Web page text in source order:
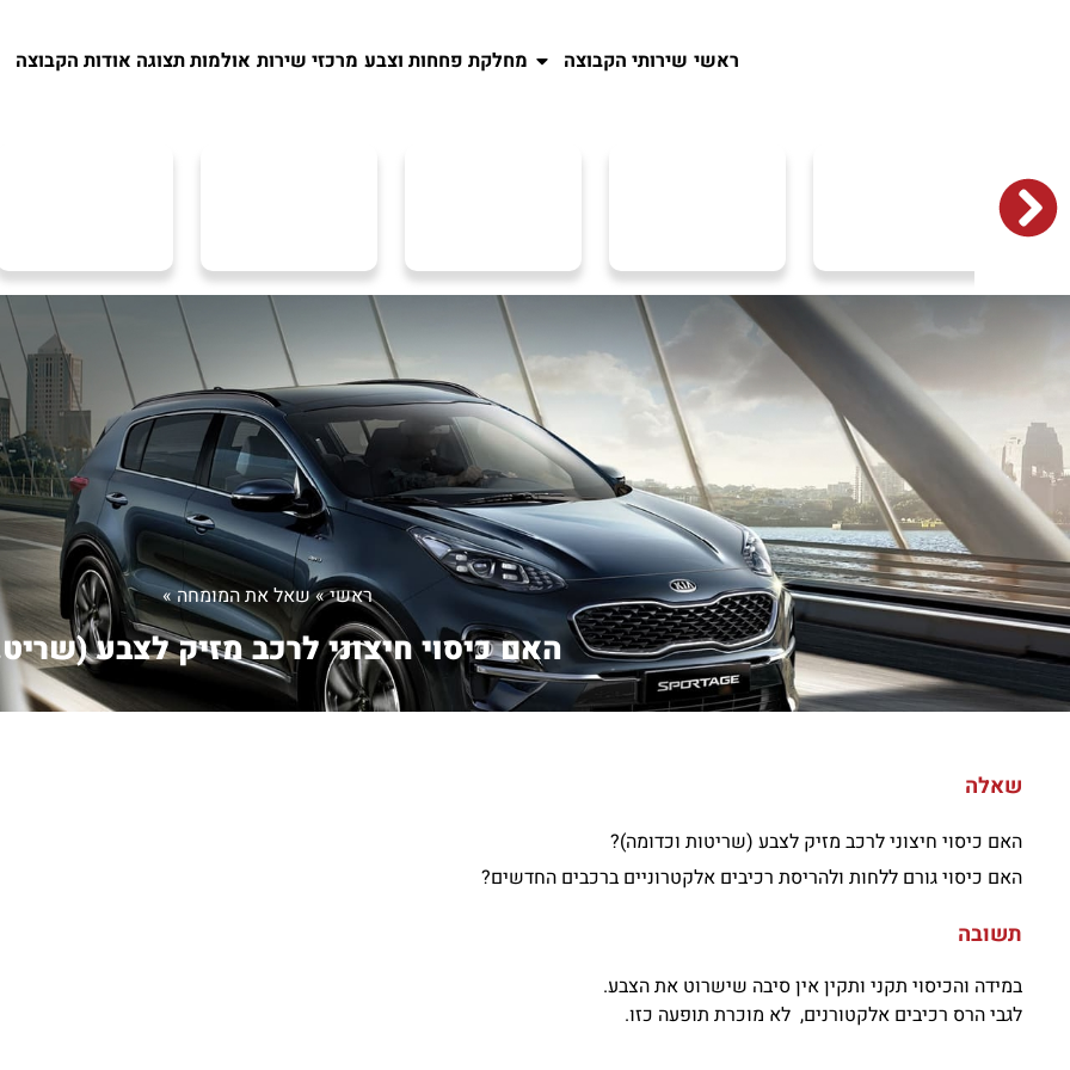
ראשי שירותי הקבוצה מחלקת פחחות וצבע מרכזי שירות אולמות תצוגה אודות הקבוצה
ראשי»שאל את המומחה»
האם כיסוי חיצוני לרכב מזיק לצבע
שאלה
האם כיסוי חיצוני לרכב מזיק לצבע (שריטות וכדומה)?
האם כיסוי גורם ללחות ולהריסת רכיבים אלקטרוניים ברכבים החדשים?
תשובה
במידה והכיסוי תקני ותקין אין סיבה שישרוט את הצבע.
לגבי הרס רכיבים אלקטורנים, לא מוכרת תופעה כזו.